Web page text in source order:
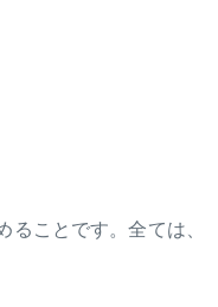
ことです。全ては、